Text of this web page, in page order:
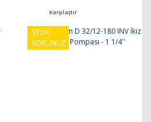
Karşılaştır
STOK
SORUNUZ